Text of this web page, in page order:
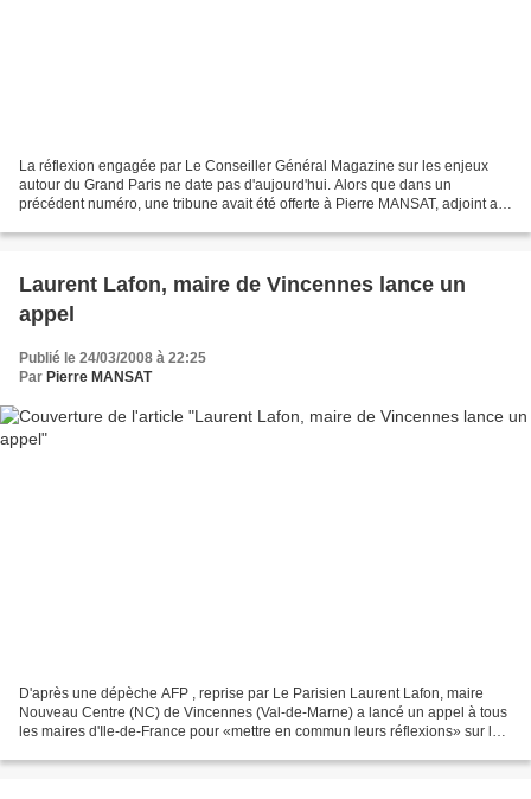
La réflexion engagée par Le Conseiller Général Magazine sur les enjeux
autour du Grand Paris ne date pas d'aujourd'hui. Alors que dans un
précédent numéro, une tribune avait été offerte à Pierre MANSAT, adjoint au
Laurent Lafon, maire de Vincennes lance un
appel
Publié le 24/03/2008 à 22:25
Par Pierre MANSAT
D'après une dépèche AFP , reprise par Le Parisien Laurent Lafon, maire
Nouveau Centre (NC) de Vincennes (Val-de-Marne) a lancé un appel à tous
les maires d'Ile-de-France pour «mettre en commun leurs réflexions» sur le